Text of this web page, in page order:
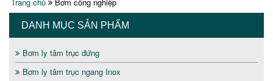
DANH MỤC SẢN PHẨM
Bơm ly tâm trục đứng
Bơm ly tâm trục ngang Inox